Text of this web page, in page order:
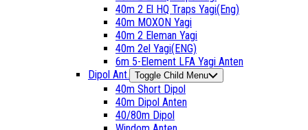
40m 2 El HQ Traps Yagi(Eng)
40m MOXON Yagi
40m 2 Eleman Yagi
40m 2el Yagi(ENG)
6m 5-Element LFA Yagi Anten
Dipol Ant. Toggle Child Menu
40m Short Dipol
40m Dipol Anten
40/80m Dipol